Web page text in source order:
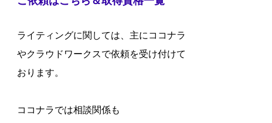
:ライティングに関しては、主にココナラ
やクラウドワークスで依頼を受け付けて
おります。
ココナラでは相談関係も